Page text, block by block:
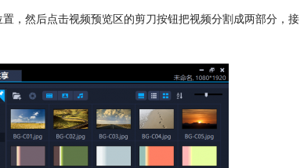
，然后点击视频预览区的剪刀按钮把视频分割成两部分，接